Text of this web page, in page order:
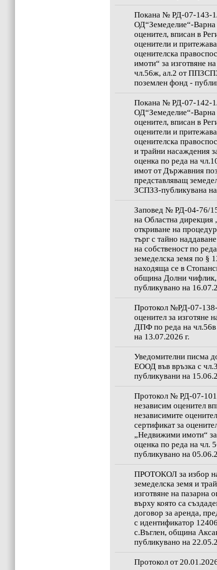
Покана № РД-07-143-
ОД“Земеделие“-Варна
оценител, вписан в
оценители и
оценителска
имоти“ за изготвяне
чл.56ж, ал.2 от
поземлен фонд -
Покана № РД-07-142-
ОД“Земеделие“-Варна
оценител, вписан в
оценители и
оценителска
и трайни насаждения
оценка по реда на
имот от Държавния
представляващ
ЗСПЗЗ-публикувана
Заповед № РД-04-76/
на Областна дирекция
откриване на
търг с тайно
на собственост по
земеделска земя по §
находяща се в
община Долни чифлик,
публикувано на
Протокол №РД-07-138-
оценител за изготяне
ДПФ по реда на
на 13.07.2026 г.
Уведомителни
ЕООД във връзка с
публикувани на
Протокол № РД-07-
независим оценител
независимите
сертификат за
„Недвижими имоти“ за
оценка по реда на
публикувано на
ПРОТОКОЛ за избор
земеделска земя и
изготвяне на пазарна
върху която са
договор за аренда,
с идентификатор
с.Въглен, община
публикувано на
Протокол от